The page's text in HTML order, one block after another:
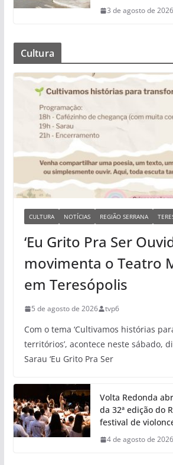
3 de agosto de 2026
Cultura
CULTURA NOTÍCIAS REGIÃO SERRANA
‘Eu Grito Pra Ser
movimenta o Teatro
em Teresópolis
5 de agosto de 2026 tvp6
Com o tema ‘Cultivamos histórias
territórios’, acontece neste sábado,
Sarau ‘Eu Grito Pra Ser
Volta Redonda
da 32ª edição do
festival de
4 de agosto de 2026